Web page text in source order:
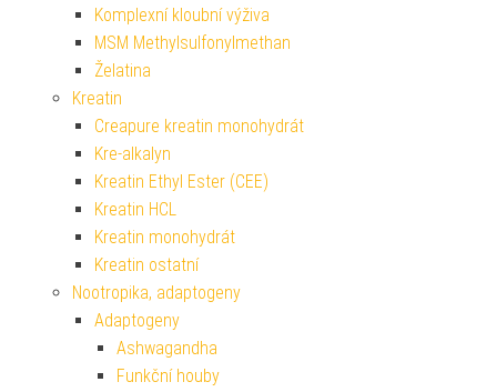
Komplexní kloubní výživa
MSM Methylsulfonylmethan
Želatina
Kreatin
Creapure kreatin monohydrát
Kre-alkalyn
Kreatin Ethyl Ester (CEE)
Kreatin HCL
Kreatin monohydrát
Kreatin ostatní
Nootropika, adaptogeny
Adaptogeny
Ashwagandha
Funkční houby